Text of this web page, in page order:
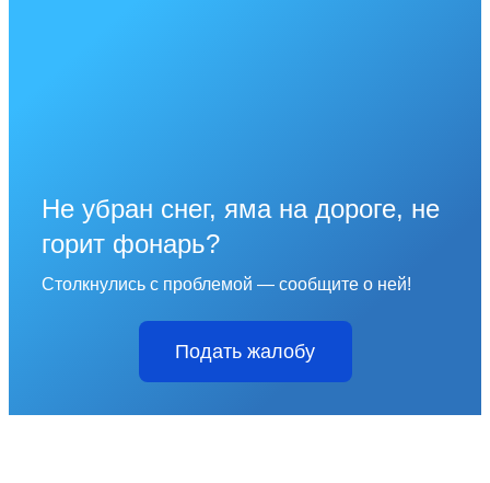
Не убран снег, яма на дороге, не
горит фонарь?
Столкнулись с проблемой — сообщите о ней!
Подать жалобу